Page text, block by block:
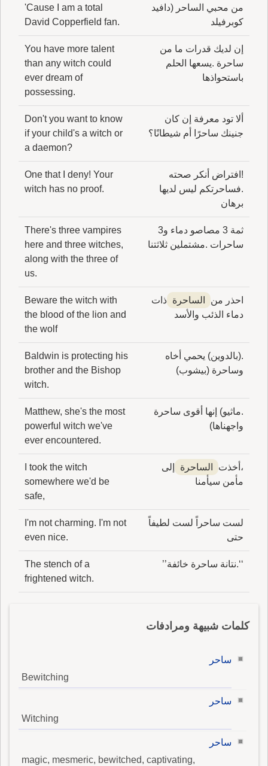
من محبي الساحر (دافيد
كوبرفيلد
'Cause I am a total
David Copperfield fan.
إن لديك قدرات ما من
ساحرة .يسعها الحلم
باستحواذها
You have more talent
than any witch could
ever dream of
possessing.
ألا تود معرفة إن كان
جنينك ساحرًا أم شيطانًا؟
Don't you want to know
if your child's a witch or
a daemon?
!افتراض أنكر صحته
.فساحرتكم ليس لديها
برهان
One that I deny! Your
witch has no proof.
ثمة 3 مصاصو دماء و3
ساحرات .مشتملين ثلاثتنا
There's three vampires
here and three witches,
along with the three of
us.
احذر من الساحرة ذات
دماء الذئب والأسد
Beware the witch with
the blood of the lion and
the wolf
.(بالدوين) يحمي أخاه
وساحرة (بيشوب)
Baldwin is protecting his
brother and the Bishop
witch.
.ماثيو) إنها أقوى ساحرة
واجهناها)
Matthew, she's the most
powerful witch we've
ever encountered.
،أخذت الساحرة
إلى
مأمن سيأمنا
I took the witch
somewhere we'd be
safe,
لست ساحراً لست لطيفاً
حتى
I'm not charming. I'm not
even nice.
‘‘.نتانة ساحرة خائفة’’
The stench of a
frightened witch.
كلمات شبيهة ومرادفات
ساحر
Bewitching
ساحر
Witching
ساحر
magic, mesmeric, bewitched, captivating,